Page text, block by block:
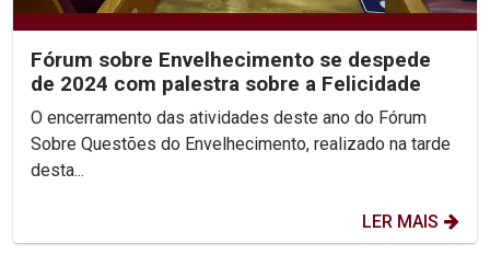
Fórum sobre Envelhecimento se despede
de 2024 com palestra sobre a Felicidade
O encerramento das atividades deste ano do Fórum
Sobre Questões do Envelhecimento, realizado na tarde
desta...
LER MAIS